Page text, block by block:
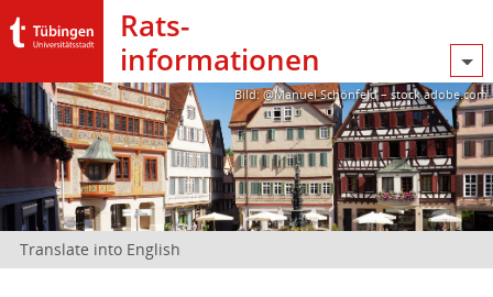
Rats­
informationen
Bild: @Manuel Schönfeld – stock.adobe.com
Translate into English